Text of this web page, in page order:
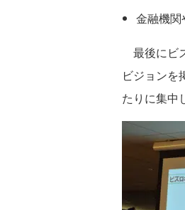
金融機
最後にビ
ビジョンを
たりに集中